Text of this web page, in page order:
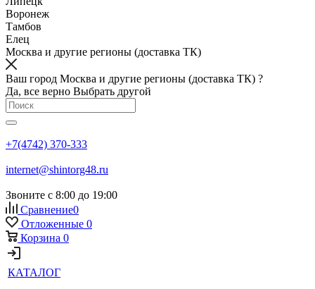
Воронеж
Тамбов
Елец
Москва и другие регионы (доставка ТК)
Ваш город Москва и другие регионы (доставка ТК) ?
Да, все верно Выбрать другой
+7(4742) 370-333
internet@shintorg48.ru
Звоните с 8:00 до 19:00
Сравнение0
Отложенные 0
Корзина 0
КАТАЛОГ